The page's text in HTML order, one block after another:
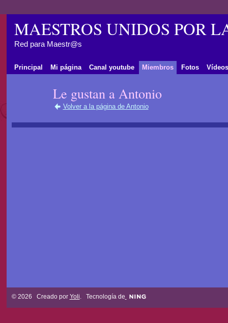
MAESTROS UNIDOS POR
Red para Maestr@s
Principal Mi página Canal youtube Miembros Fotos Vídeos
Le gustan a Antonio
Volver a la página de Antonio
© 2026 Creado por Yoli . Tecnología de